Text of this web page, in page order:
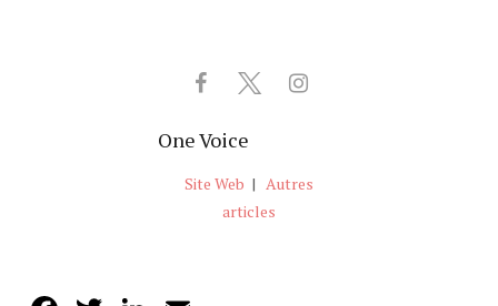
One Voice
Site Web | Autres
articles